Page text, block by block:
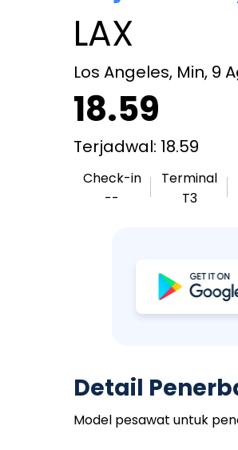
LAX
Los Angeles, Min, 9
18.59
Terjadwal: 18.59
Check-in
--
Terminal
T3
Detail
Model pesawat untuk